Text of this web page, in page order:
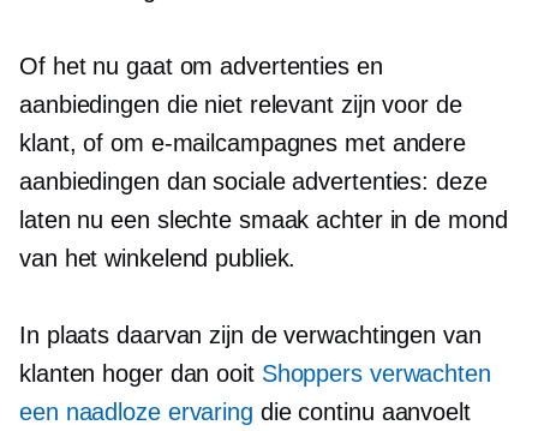
Of het nu gaat om advertenties en
aanbiedingen die niet relevant zijn voor de
klant, of om e-mailcampagnes met andere
aanbiedingen dan sociale advertenties: deze
laten nu een slechte smaak achter in de mond
van het winkelend publiek.
In plaats daarvan zijn de verwachtingen van
klanten hoger dan ooit Shoppers verwachten
een naadloze ervaring die continu aanvoelt